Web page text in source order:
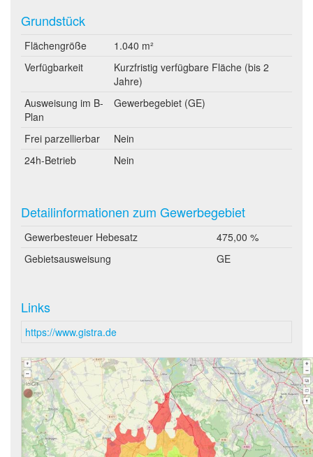
Grundstück
Flächengröße
1.040 m²
Verfügbarkeit
Kurzfristig verfügbare Fläche (bis 2
Jahre)
Ausweisung im B-
Plan
Gewerbegebiet (GE)
Frei parzellierbar
Nein
24h-Betrieb
Nein
Detailinformationen zum Gewerbegebiet
Gewerbesteuer Hebesatz
475,00 %
Gebietsausweisung
GE
Links
https://www.gistra.de